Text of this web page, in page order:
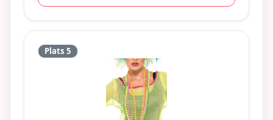
Plats 5